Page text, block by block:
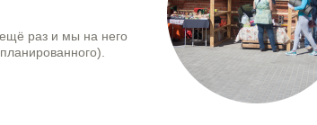
раз и мы на него